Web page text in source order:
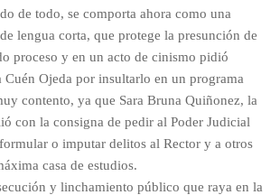
de todo, se comporta ahora como una
lengua corta, que protege la presunción de
proceso y en un acto de cinismo pidió
Cuén Ojeda por insultarlo en un programa
contento, ya que Sara Bruna Quiñonez, la
con la consigna de pedir al Poder Judicial
o imputar delitos al Rector y a otros
casa de estudios.
y linchamiento público que raya en la